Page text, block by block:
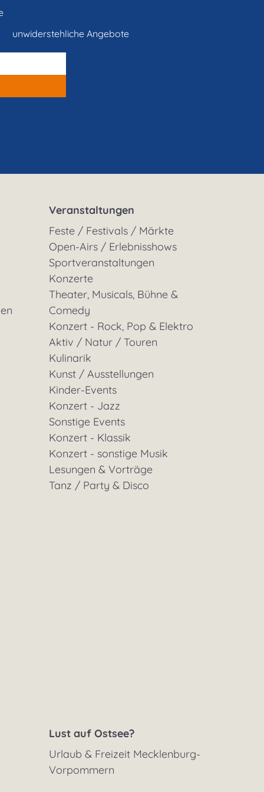
unwiderstehliche Angebote
Veranstaltungen
Feste / Festivals / Märkte
Open-Airs / Erlebnisshows
Sportveranstaltungen
Konzerte
Theater, Musicals, Bühne &
Comedy
Konzert - Rock, Pop & Elektro
Aktiv / Natur / Touren
Kulinarik
Kunst / Ausstellungen
Kinder-Events
Konzert - Jazz
Sonstige Events
Konzert - Klassik
Konzert - sonstige Musik
Lesungen & Vorträge
Tanz / Party & Disco
Lust auf Ostsee?
Urlaub & Freizeit Mecklenburg-
Vorpommern